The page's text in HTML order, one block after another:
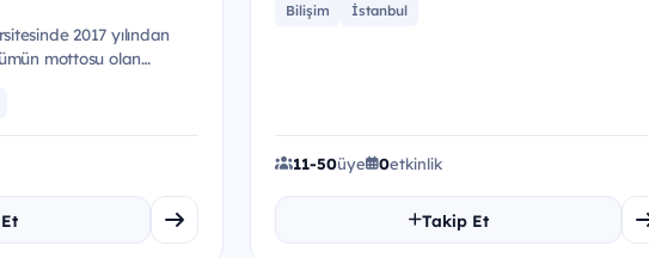
2017 yılından
mottosu olan
Bilişim İstanbul
11-50üye 0etkinlik
Takip Et